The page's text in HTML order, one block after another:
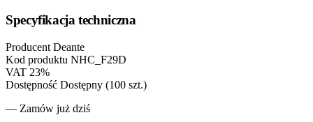
Specyfikacja techniczna
Producent Deante
Kod produktu NHC_F29D
VAT 23%
Dostępność Dostępny (100 szt.)
— Zamów już dziś